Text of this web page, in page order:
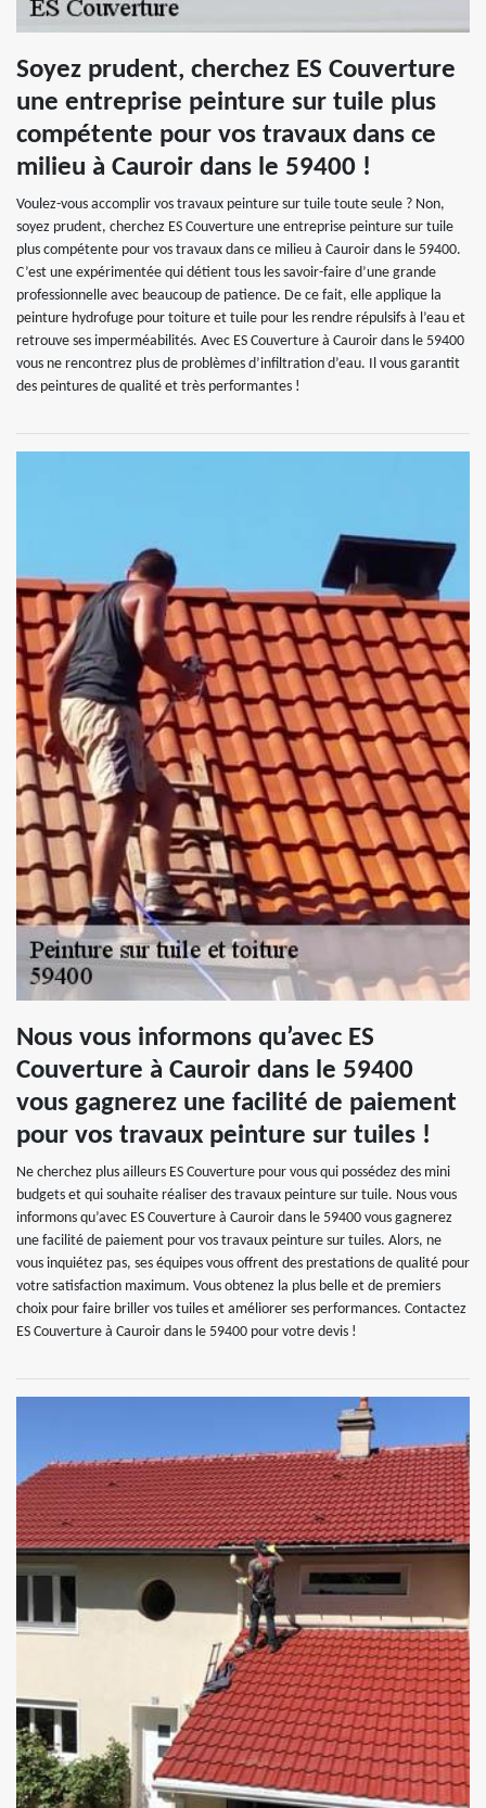
Soyez prudent, cherchez ES Couverture
une entreprise peinture sur tuile plus
compétente pour vos travaux dans ce
milieu à Cauroir dans le 59400 !
Voulez-vous accomplir vos travaux peinture sur tuile toute seule ? Non,
soyez prudent, cherchez ES Couverture une entreprise peinture sur tuile
plus compétente pour vos travaux dans ce milieu à Cauroir dans le 59400.
C’est une expérimentée qui détient tous les savoir-faire d’une grande
professionnelle avec beaucoup de patience. De ce fait, elle applique la
peinture hydrofuge pour toiture et tuile pour les rendre répulsifs à l’eau et
retrouve ses imperméabilités. Avec ES Couverture à Cauroir dans le 59400
vous ne rencontrez plus de problèmes d’infiltration d’eau. Il vous garantit
des peintures de qualité et très performantes !
Nous vous informons qu’avec ES
Couverture à Cauroir dans le 59400
vous gagnerez une facilité de paiement
pour vos travaux peinture sur tuiles !
Ne cherchez plus ailleurs ES Couverture pour vous qui possédez des mini
budgets et qui souhaite réaliser des travaux peinture sur tuile. Nous vous
informons qu’avec ES Couverture à Cauroir dans le 59400 vous gagnerez
une facilité de paiement pour vos travaux peinture sur tuiles. Alors, ne
vous inquiétez pas, ses équipes vous offrent des prestations de qualité pour
votre satisfaction maximum. Vous obtenez la plus belle et de premiers
choix pour faire briller vos tuiles et améliorer ses performances. Contactez
ES Couverture à Cauroir dans le 59400 pour votre devis !